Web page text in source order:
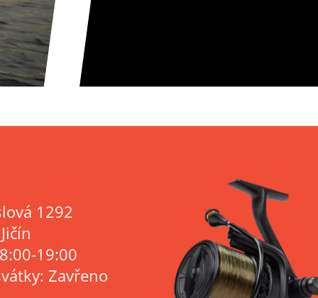
1292
19:00
Zavřeno